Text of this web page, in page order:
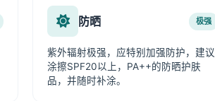
防晒 极强
紫外辐射极强，应特别加强防护，建议
涂擦SPF20以上，PA++的防晒护肤
品，并随时补涂。